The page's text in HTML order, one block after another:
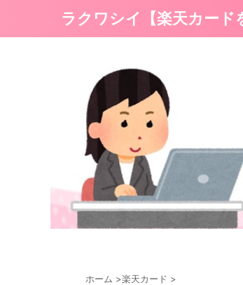
ラクワシイ【楽天カード
ホーム >楽天カード >